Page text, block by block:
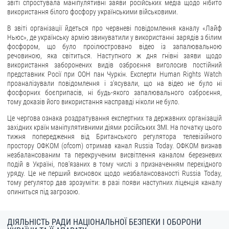
звіті спростувала маніпулятивні заяви російських медіа щодо нібито
використання білого фосфору українськими військовими.
В звіті організації йдеться про червневі повідомлення каналу «Лайф
Ньюс», де українську армію звинуватили у використанні зарядів з білим
фосфором, що було проілюстровано відео із запалювальною
речовиною, яка світиться. Наступного ж дня гнівні заяви щодо
використання заборонених видів озброєння виголосив постійний
представник Росії при ООН пан Чуркін. Експерти Human Rights Watch
проаналізували повідомлення і з'ясували, що на відео не було ні
фосфорних боєприпасів, ні будь-якого запалювального озброєння,
тому доказів його використання насправді ніколи не було.
Це чергова ознака роздратування експертних та державних організацій
західних країн маніпулятивними діями російських ЗМІ. На початку цього
тижня попередження від Британського регулятора телевізійного
простору ОФКОМ (ofcom) отримав канал Russia Today. ОФКОМ визнав
незбалансованим та перекрученим висвітлення каналом березневих
подій в Україні, пов'язаних в тому числі з призначенням перехідного
уряду. Це не перший висновок щодо незбалансованості Russia Today,
тому регулятор дав зрозуміти: в разі появи наступних ліценція каналу
опиниться під загрозою.
ДІЯЛЬНІСТЬ РАДИ НАЦІОНАЛЬНОЇ БЕЗПЕКИ І ОБОРОНИ